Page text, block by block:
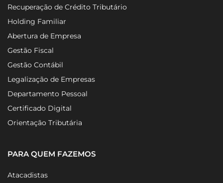
Recuperação de Crédito Tributário
Holding Familiar
Abertura de Empresa
Gestão Fiscal
Gestão Contábil
Legalização de Empresas
Departamento Pessoal
Certificado Digital
Orientação Tributária
PARA QUEM FAZEMOS
Atacadistas